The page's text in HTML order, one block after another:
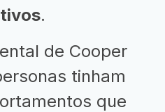
.
de Cooper
tinham
que